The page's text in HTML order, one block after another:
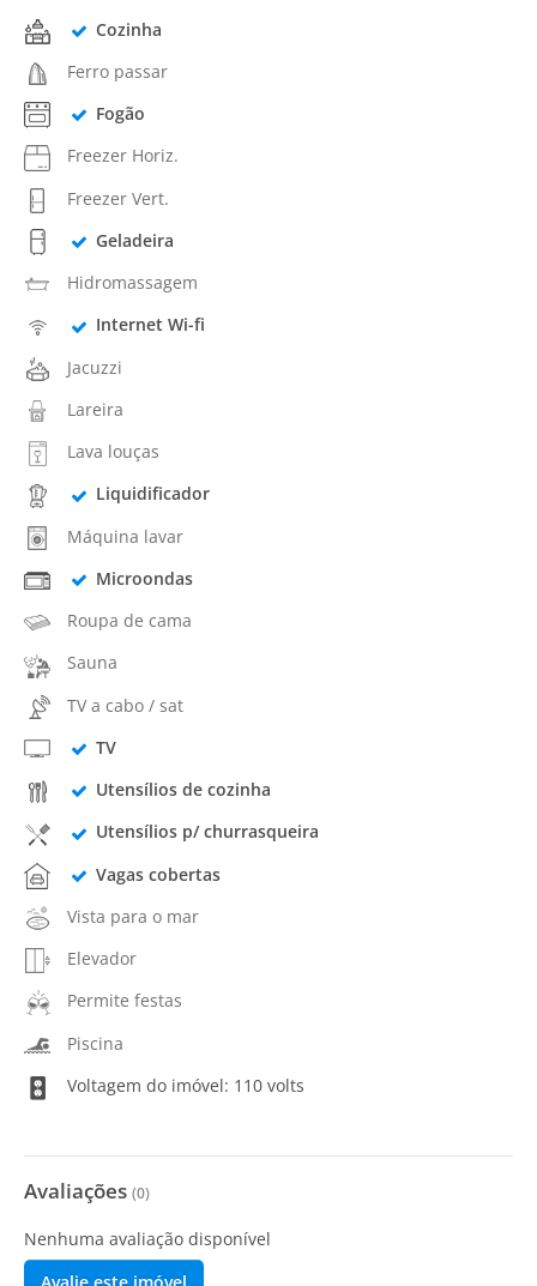
Cozinha
Ferro passar
Fogão
Freezer Horiz.
Freezer Vert.
Geladeira
Hidromassagem
Internet Wi-fi
Jacuzzi
Lareira
Lava louças
Liquidificador
Máquina lavar
Microondas
Roupa de cama
Sauna
TV a cabo / sat
TV
Utensílios de cozinha
Utensílios p/ churrasqueira
Vagas cobertas
Vista para o mar
Elevador
Permite festas
Piscina
Voltagem do imóvel: 110 volts
Avaliações (0)
Nenhuma avaliação disponível